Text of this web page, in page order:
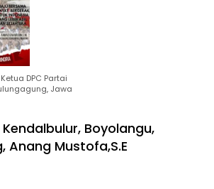
DPC Partai
Jawa
Boyolangu,
Anang Mustofa,S.E